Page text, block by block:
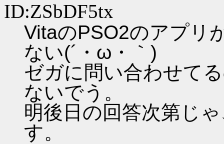
ID:ZSbDF5tx
VitaのPSO2のアプリ
ない(´・ω・｀)
ゼガに問い合わせて
ないでう。
明後日の回答次第じ
す。